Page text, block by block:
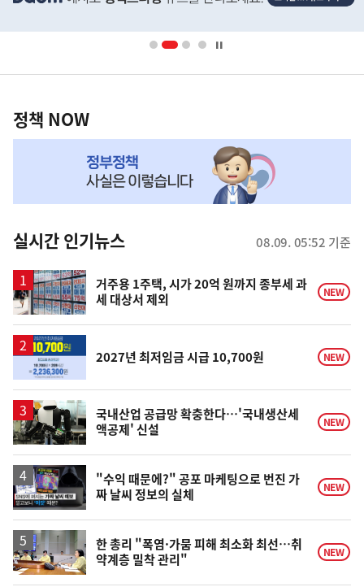
영
책
NOW,
뉴
스
정책 NOW
실시간 인기뉴스 08.09. 05:52 기준
거주용 1주택, 시가 20억 원까지 종부세 과
세 대상서 제외
NEW
2027년 최저임금 시급 10,700원 NEW
국내산업 공급망 확충한다…'국내생산세
액공제' 신설
NEW
영
상
"수익 때문에?" 공포 마케팅으로 번진 가
짜 날씨 정보의 실체
NEW
한 총리 "폭염·가뭄 피해 최소화 최선…취
약계층 밀착 관리"
NEW